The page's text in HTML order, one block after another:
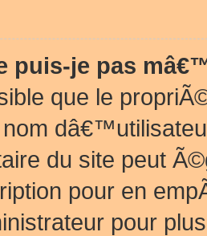
puis-je pas
que le
du site peut
pour en
pour